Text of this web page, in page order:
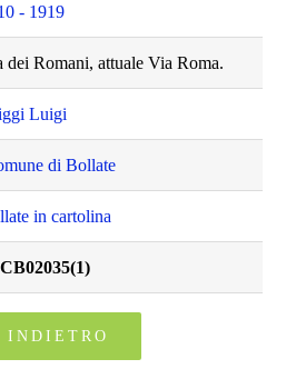
- 1919
dei Romani, attuale Via Roma.
Luigi
di Bollate
in cartolina
INDIETRO